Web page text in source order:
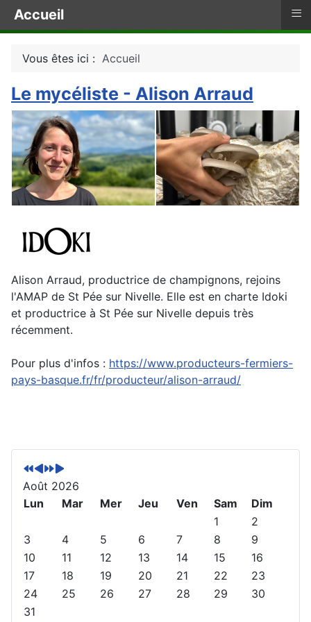
A
n
n
é
p
r
é
é
d
M
o
i
s
é
c
d
e
A
n
n
M
o
i
Août 2026
Lun
Mar Mer Jeu Ven Sam
Dim
1
2
3
4 5 6 7 8
9
10
11 12 13 14 15
16
17
18 19 20 21 22
23
24
25 26 27 28 29
30
31
Vous êtes ici : Accueil
Le mycéliste - Alison Arraud
Alison Arraud, productrice de champignons, rejoins
l'AMAP de St Pée sur Nivelle. Elle est en charte Idoki
et productrice à St Pée sur Nivelle depuis très
récemment.
Pour plus d'infos : https://www.producteurs-fermiers-
pays-basque.fr/fr/producteur/alison-arraud/
Accueil ≡